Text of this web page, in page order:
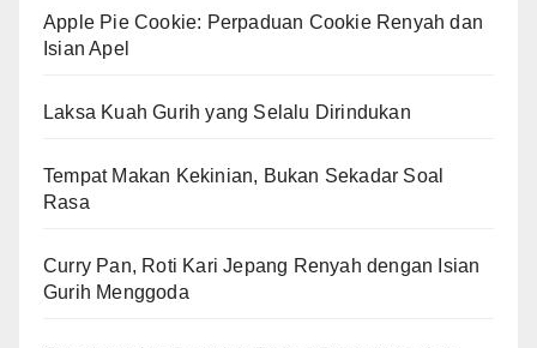
Apple Pie Cookie: Perpaduan Cookie Renyah dan
Isian Apel
Laksa Kuah Gurih yang Selalu Dirindukan
Tempat Makan Kekinian, Bukan Sekadar Soal
Rasa
Curry Pan, Roti Kari Jepang Renyah dengan Isian
Gurih Menggoda